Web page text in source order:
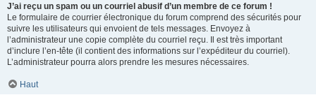
J’ai reçu un spam ou un courriel abusif d’un membre de ce forum !
Le formulaire de courrier électronique du forum comprend des sécurités pour
suivre les utilisateurs qui envoient de tels messages. Envoyez à
l’administrateur une copie complète du courriel reçu. Il est très important
d’inclure l’en-tête (il contient des informations sur l’expéditeur du courriel).
L’administrateur pourra alors prendre les mesures nécessaires.
Haut